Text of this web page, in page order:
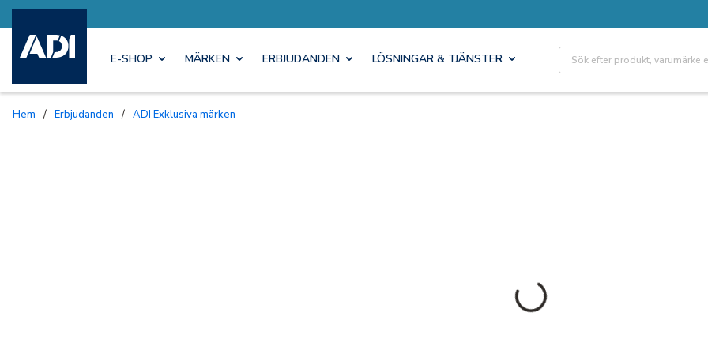
E-SHOP MÄRKEN ERBJUDANDEN LÖSNINGAR & TJÄNSTER Site Search
Hem / Erbjudanden / ADI Exklusiva märken